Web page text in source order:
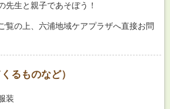
先生と親子であそぼう！
覧の上、六浦地域ケアプラザへ直接お問
るものなど）
装